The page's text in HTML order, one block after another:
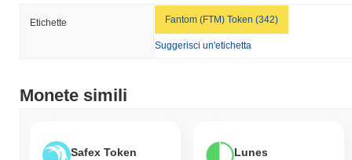
Etichette Fantom (FTM) Token (342)
Suggerisci un'etichetta
Monete simili
Safex Token Lunes